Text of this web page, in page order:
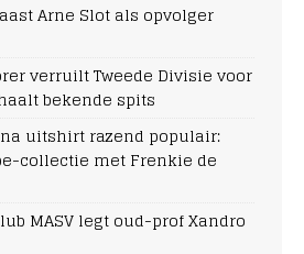
Arne Slot als opvolger
verruilt Tweede Divisie voor
bekende spits
uitshirt razend populair:
collectie met Frenkie de
MASV legt oud-prof Xandro